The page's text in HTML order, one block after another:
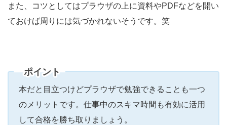
また、コツとしてはプラウザの上に資料やPDFなどを開い
ておけば周りには気づかれないそうです。笑
ポイント
本だと目立つけどプラウザで勉強できることも一つ
のメリットです。仕事中のスキマ時間も有効に活用
して合格を勝ち取りましょう。